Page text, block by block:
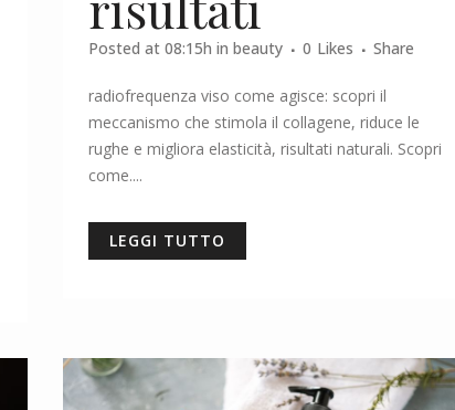
Posted at 08:15h in beauty 0 Likes Share
radiofrequenza viso come agisce: scopri il
meccanismo che stimola il collagene, riduce le
rughe e migliora elasticità, risultati naturali. Scopri
come....
LEGGI TUTTO